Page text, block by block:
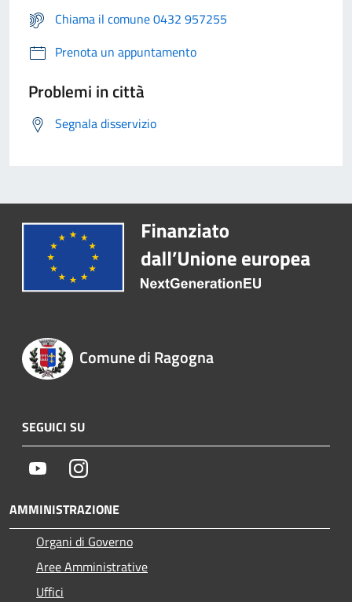
Chiama il comune 0432 957255
Prenota un appuntamento
Problemi in città
Segnala disservizio
Comune di Ragogna
SEGUICI SU
YoutubeInstagram
AMMINISTRAZIONE
Organi di Governo
Aree Amministrative
Uffici